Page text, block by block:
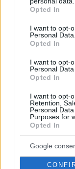
grant or deny
use your data for
consent section.
Opted In
I want to opt-
Personal Data.
Opted In
I want to opt-
Personal
Opted In
I want to opt-
Retention,
Personal
Purposes for
Opted In
Google
Το σπίτι του
τέσσερις
λεπτά
09.08.2026, 08:33